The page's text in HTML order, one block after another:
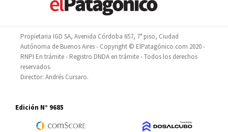
Propietaria IGD SA, Avenida Córdoba 657, 7° piso, Ciudad
Autónoma de Buenos Aires - Copyright © ElPatagónico.com 2020 -
RNPI En trámite - Registro DNDA en trámite - Todos los derechos
reservados.
Director: Andrés Cursaro.
Edición N° 9685